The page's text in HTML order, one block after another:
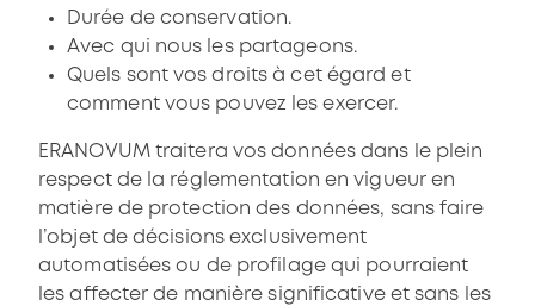
Durée de conservation.
Avec qui nous les partageons.
Quels sont vos droits à cet égard et
comment vous pouvez les exercer.
ERANOVUM traitera vos données dans le plein
respect de la réglementation en vigueur en
matière de protection des données, sans faire
l’objet de décisions exclusivement
automatisées ou de profilage qui pourraient
les affecter de manière significative et sans les